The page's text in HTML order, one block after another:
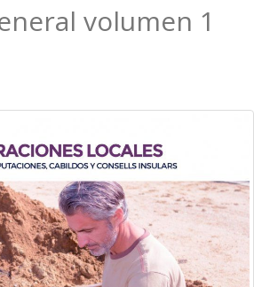
volumen 1